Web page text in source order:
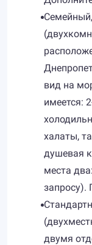
вид на
имеется:
халаты,
душевая
места
запросу).
двумя